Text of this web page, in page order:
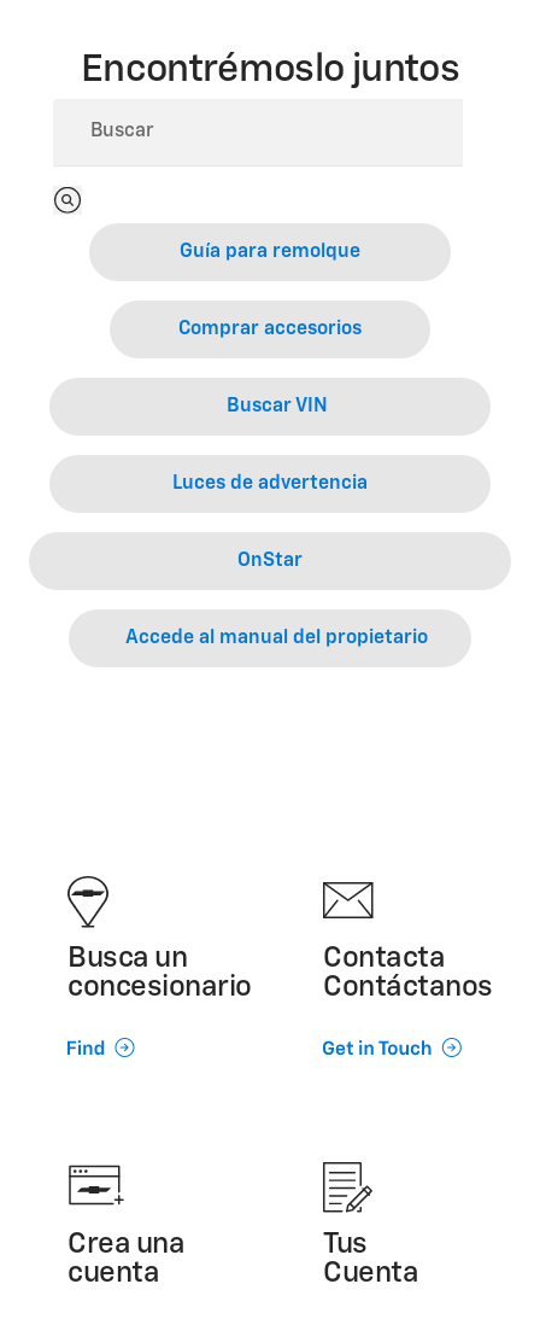
Encontrémoslo juntos
Guía para remolque
Comprar accesorios
Buscar VIN
Luces de advertencia
OnStar
Accede al manual del propietario
Busca un
concesionario
Contacta
Contáctanos
Crea una
cuenta
Tus
Cuenta